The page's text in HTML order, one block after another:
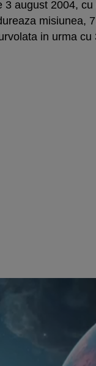
3 august 2004,
misiunea,
in urma